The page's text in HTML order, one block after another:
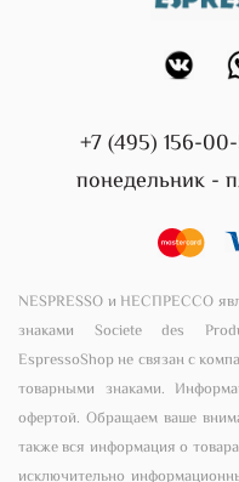
+7 (495) 156-
понедельник -
NESPRESSO и НЕСПРЕССО
знаками Societe des
EspressoShop не связан с
товарными знаками.
офертой. Обращаем ваше
также вся информация о
исключительно